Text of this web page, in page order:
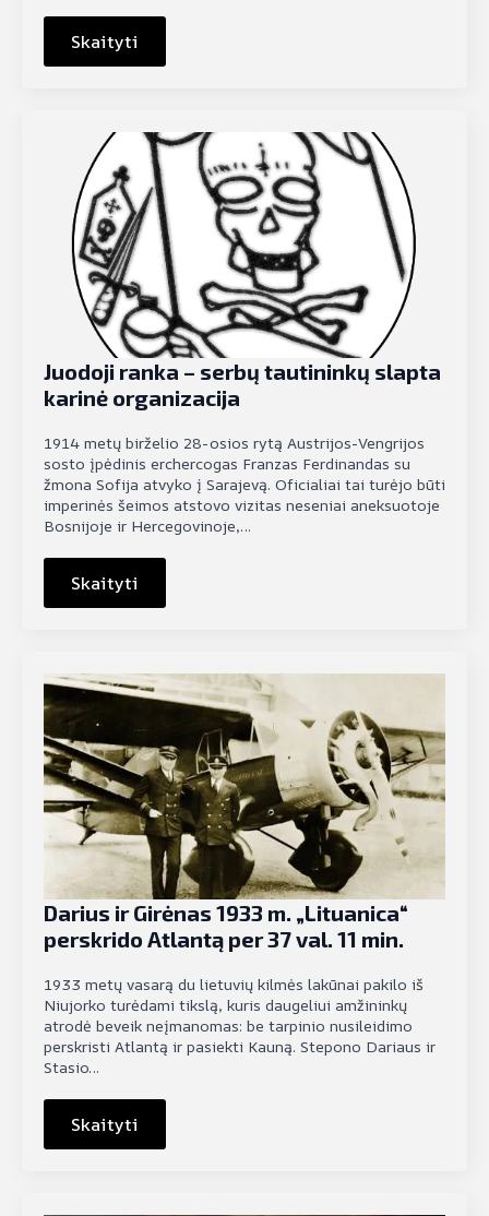
Skaityti
Juodoji ranka – serbų tautininkų slapta
karinė organizacija
1914 metų birželio 28-osios rytą Austrijos-Vengrijos
sosto įpėdinis erchercogas Franzas Ferdinandas su
žmona Sofija atvyko į Sarajevą. Oficialiai tai turėjo būti
imperinės šeimos atstovo vizitas neseniai aneksuotoje
Bosnijoje ir Hercegovinoje,…
Skaityti
Darius ir Girėnas 1933 m. „Lituanica“
perskrido Atlantą per 37 val. 11 min.
1933 metų vasarą du lietuvių kilmės lakūnai pakilo iš
Niujorko turėdami tikslą, kuris daugeliui amžininkų
atrodė beveik neįmanomas: be tarpinio nusileidimo
perskristi Atlantą ir pasiekti Kauną. Stepono Dariaus ir
Stasio…
Skaityti